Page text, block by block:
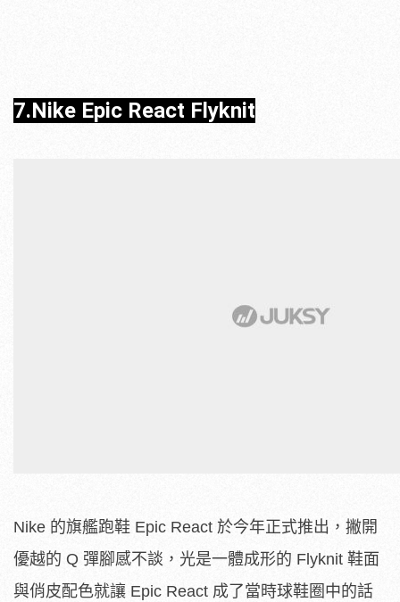
7.Nike Epic React Flyknit
Nike 的旗艦跑鞋 Epic React 於今年正式推出，撇開
優越的 Q 彈腳感不談，光是一體成形的 Flyknit 鞋面
與俏皮配色就讓 Epic React 成了當時球鞋圈中的話